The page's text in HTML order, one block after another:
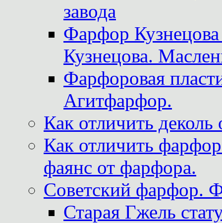
завода
Фарфор
Кузнецова.
Фарфоровая
Агитфарфор.
Как отличить
Как отличить
фаянс от фарфора.
Советский фарфор.
Старая Гжель